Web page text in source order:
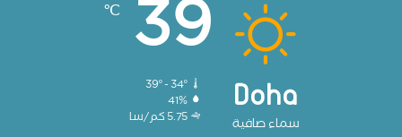
Doha
سماء صافية
39
℃
39º - 34º
41%
5.75 كم/سا